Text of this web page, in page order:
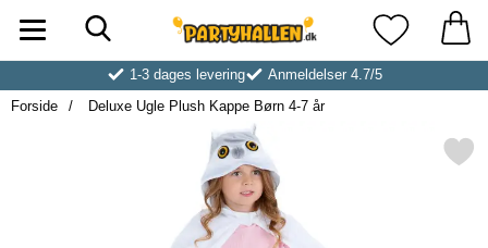
Startside for Partyhallen AB Mine
1-3 dages levering
Anmeldelser 4.7/5
Forside
Deluxe Ugle Plush Kappe Børn 4-7 år
Markér deluxe Ugle Plush